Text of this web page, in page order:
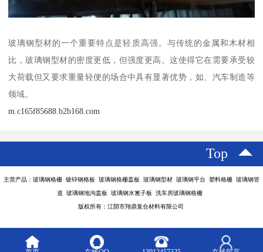
玻璃钢型材的一个重要特点是轻质高强。与传统的金属和木材相
比，玻璃钢型材的密度更低，但强度更高。这使得它在需要承受较
大荷载但又要求重量轻便的场合中具有显著优势，如、汽车制造等
领域。
m.c165f85688.b2b168.com
Top
主营产品：玻璃钢格栅 镀锌钢格板 玻璃钢格栅盖板 玻璃钢型材 玻璃钢平台 塑料格栅 玻璃钢管
道 玻璃钢地沟盖板 玻璃钢水篦子板 洗车房玻璃钢格栅
版权所有：江阴市翔鼎复合材料有限公司